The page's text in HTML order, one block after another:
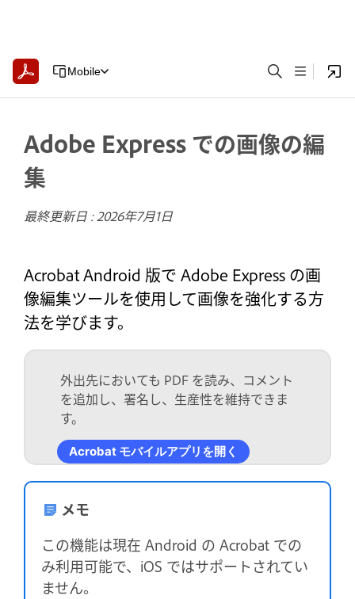
Mobile
Adobe Express での画像の編
集
最終更新日 :2026年7月1日
Acrobat Android 版で Adobe Express の画
像編集ツールを使用して画像を強化する方
法を学びます。
外出先においても PDF を読み、コメント
を追加し、署名し、生産性を維持できま
す。
Acrobat モバイルアプリを開く
メモ
この機能は現在 Android の Acrobat での
み利用可能で、iOS ではサポートされてい
ません。